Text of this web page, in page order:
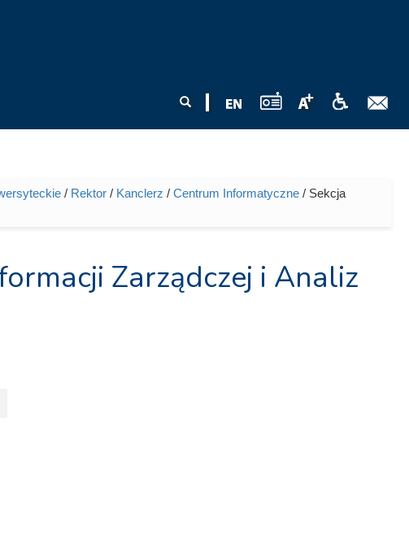
Szukaj
/ Rektor/ Kanclerz / Centrum Informatyczne/ Sekcja
Zarządczej i Analiz